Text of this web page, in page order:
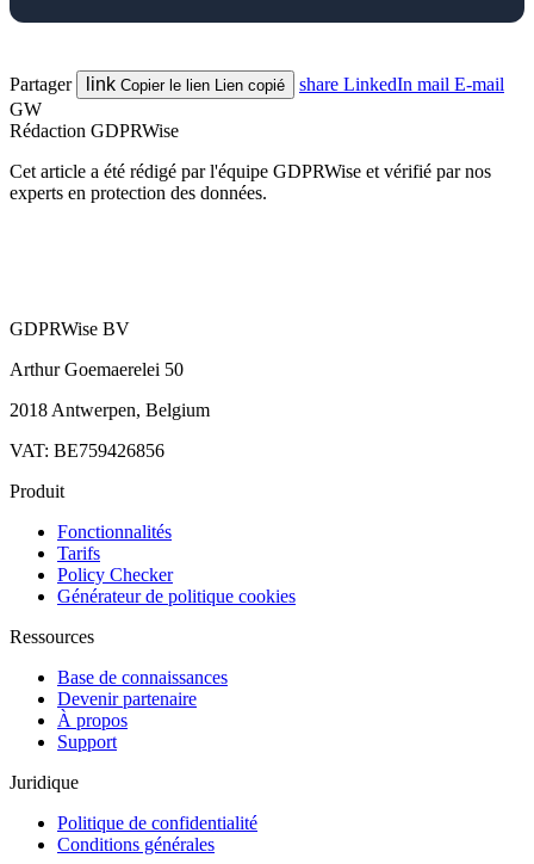
Partager link Copier le lien Lien copié share LinkedIn mail E-mail
GW
Rédaction GDPRWise
Cet article a été rédigé par l'équipe GDPRWise et vérifié par nos
experts en protection des données.
GDPRWise BV
Arthur Goemaerelei 50
2018 Antwerpen, Belgium
VAT: BE759426856
Produit
Fonctionnalités
Tarifs
Policy Checker
Générateur de politique cookies
Ressources
Base de connaissances
Devenir partenaire
À propos
Support
Juridique
Politique de confidentialité
Conditions générales